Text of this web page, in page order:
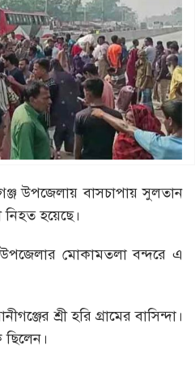
উপজেলায় বাসচাপায় সুলতান
হয়েছে।
মোকামতলা বন্দরে এ
শ্রী হরি গ্রামের বাসিন্দা।